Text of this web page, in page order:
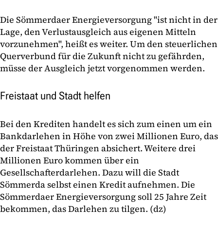
Die Sömmerdaer Energieversorgung "ist nicht in der
Lage, den Verlustausgleich aus eigenen Mitteln
vorzunehmen", heißt es weiter. Um den steuerlichen
Querverbund für die Zukunft nicht zu gefährden,
müsse der Ausgleich jetzt vorgenommen werden.
Freistaat und Stadt helfen
Bei den Krediten handelt es sich zum einen um ein
Bankdarlehen in Höhe von zwei Millionen Euro, das
der Freistaat Thüringen absichert. Weitere drei
Millionen Euro kommen über ein
Gesellschafterdarlehen. Dazu will die Stadt
Sömmerda selbst einen Kredit aufnehmen. Die
Sömmerdaer Energieversorgung soll 25 Jahre Zeit
bekommen, das Darlehen zu tilgen. (dz)